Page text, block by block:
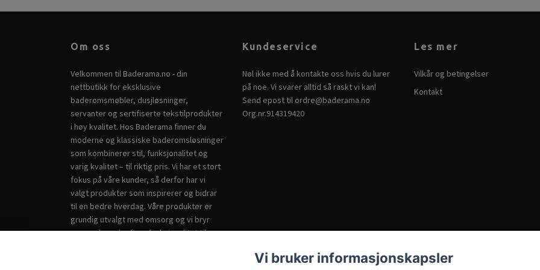
Om oss
Velkommen til Baderama.no - din
nettbutikk for eksklusive
baderomsmøbler, dusjløsninger,
servanter og sertifiserte tekstilprodukter
i høy kvalitet. Hos Baderama finner du
moderne og klassiske baderomsløsninger
som kombinerer stil, funksjonalitet og
varig kvalitet – til riktig pris. Vi har et stort
fokus på våre kunder, så derfor har vi
valgt produkter som inspirerer og bidrar
til en bedre hverdag. Våre produkter er
grundig utvalgt med omsorg og vi bryr
oss om bærekraft og funksjonalitet til
Kundeservice
Nøl ikke med å kontakte oss hvis du lurer
på noe. Vi svarer alltid så raskt vi kan!
Send epost til ordre@baderama.no
Org.nr.914319420
Les mer
Vilkår og betingelser
Kontakt
Vi bruker informasjonskapsler